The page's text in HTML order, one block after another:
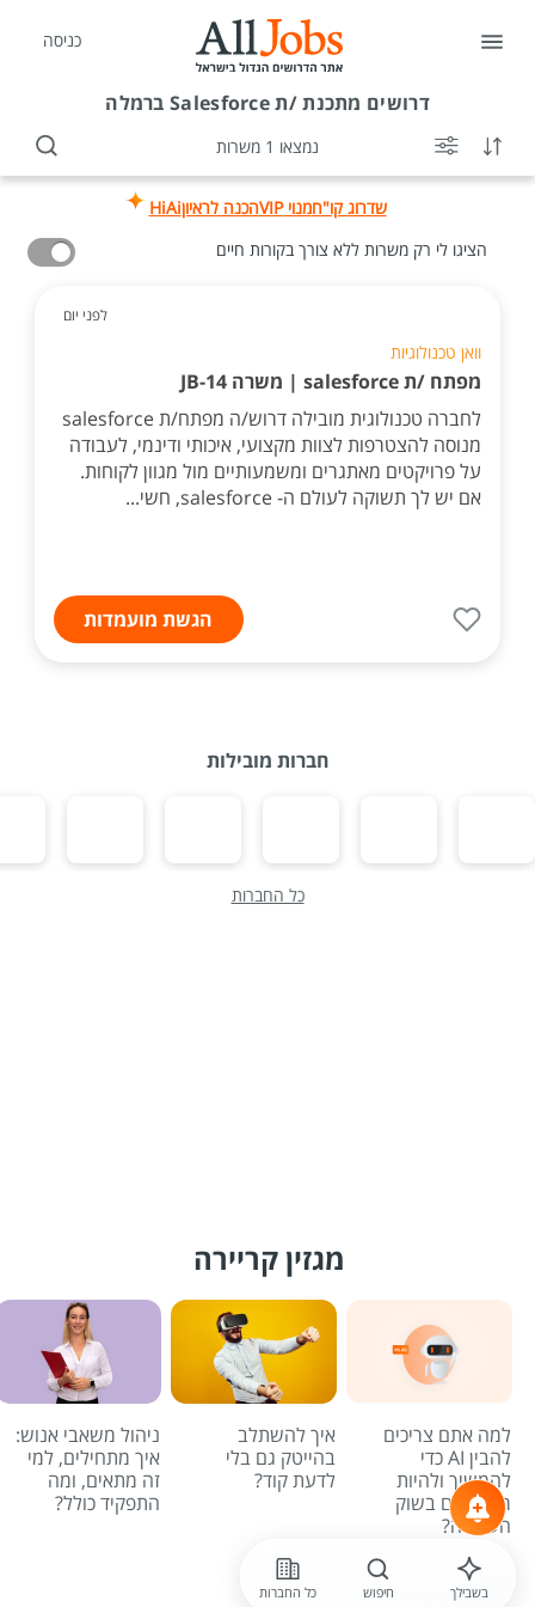
כניסה
דרושים מתכנת /ת Salesforce ברמלה
נמצאו 1 משרות
שדרוג קו"חמנוי VIP הכנה לראיוןHiAi
הציגו לי רק משרות ללא צורך בקורות חיים
לפני יום
וואן טכנולוגיות
מפתח /ת salesforce | משרה JB-14
לחברה טכנולוגית מובילה דרוש/ה מפתח/ת salesforce
מנוסה להצטרפות לצוות מקצועי, איכותי ודינמי, לעבודה
על פרויקטים מאתגרים ומשמעותיים מול מגוון לקוחות.
אם יש לך תשוקה לעולם ה- salesforce, חשי...
הגשת מועמדות
חברות מובילות
כל החברות
מגזין קריירה
למה אתם צריכים
להבין AI כדי
להמשיך ולהיות
רלוונטיים בשוק
העבודה?
איך להשתלב
בהייטק גם בלי
לדעת קוד?
ניהול משאבי אנוש:
איך מתחילים, למי
זה מתאים, ומה
התפקיד כולל?
לכל הכתבות
בשבילך חיפוש כל החברות